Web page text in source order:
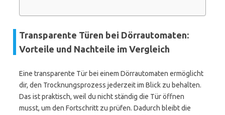
Transparente Türen bei Dörrautomaten:
Vorteile und Nachteile im Vergleich
Eine transparente Tür bei einem Dörrautomaten ermöglicht
dir, den Trocknungsprozess jederzeit im Blick zu behalten.
Das ist praktisch, weil du nicht ständig die Tür öffnen
musst, um den Fortschritt zu prüfen. Dadurch bleibt die